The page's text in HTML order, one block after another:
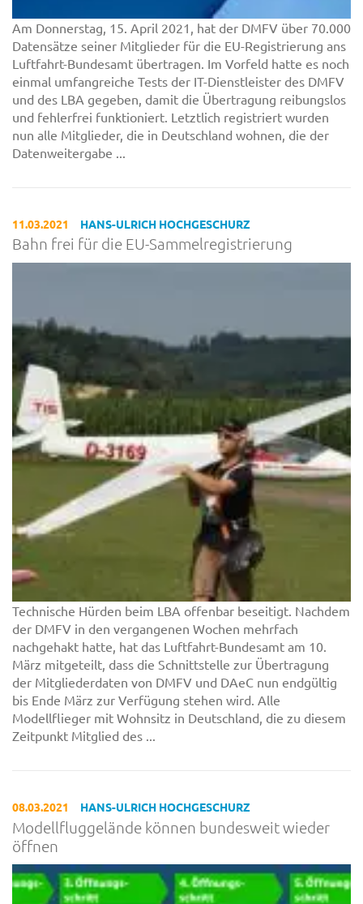
Am Donnerstag, 15. April 2021, hat der DMFV über 70.000
Datensätze seiner Mitglieder für die EU-Registrierung ans
Luftfahrt-Bundesamt übertragen. Im Vorfeld hatte es noch
einmal umfangreiche Tests der IT-Dienstleister des DMFV
und des LBA gegeben, damit die Übertragung reibungslos
und fehlerfrei funktioniert. Letztlich registriert wurden
nun alle Mitglieder, die in Deutschland wohnen, die der
Datenweitergabe ...
11.03.2021 HANS-ULRICH HOCHGESCHURZ
Bahn frei für die EU-Sammelregistrierung
Technische Hürden beim LBA offenbar beseitigt. Nachdem
der DMFV in den vergangenen Wochen mehrfach
nachgehakt hatte, hat das Luftfahrt-Bundesamt am 10.
März mitgeteilt, dass die Schnittstelle zur Übertragung
der Mitgliederdaten von DMFV und DAeC nun endgültig
bis Ende März zur Verfügung stehen wird. Alle
Modellflieger mit Wohnsitz in Deutschland, die zu diesem
Zeitpunkt Mitglied des ...
08.03.2021 HANS-ULRICH HOCHGESCHURZ
Modellfluggelände können bundesweit wieder
öffnen